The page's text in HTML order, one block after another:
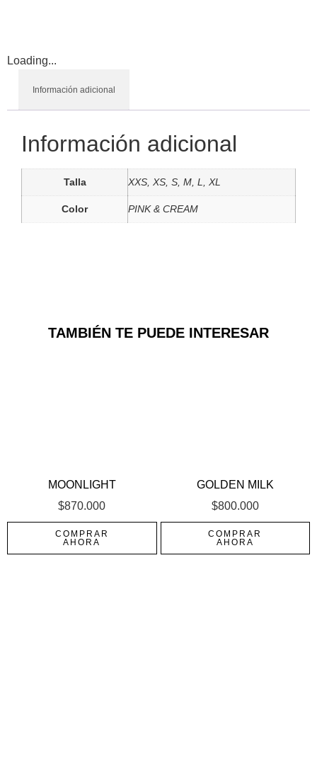
Loading...
Información adicional
Información adicional
Talla XXS, XS, S, M, L, XL
Color PINK & CREAM
TAMBIÉN TE PUEDE INTERESAR
MOONLIGHT
$870.000
COMPRAR
AHORA
GOLDEN MILK
$800.000
COMPRAR
AHORA